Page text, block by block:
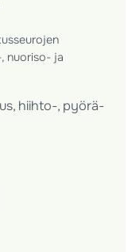
nuoriso- ja
hiihto-, pyörä-